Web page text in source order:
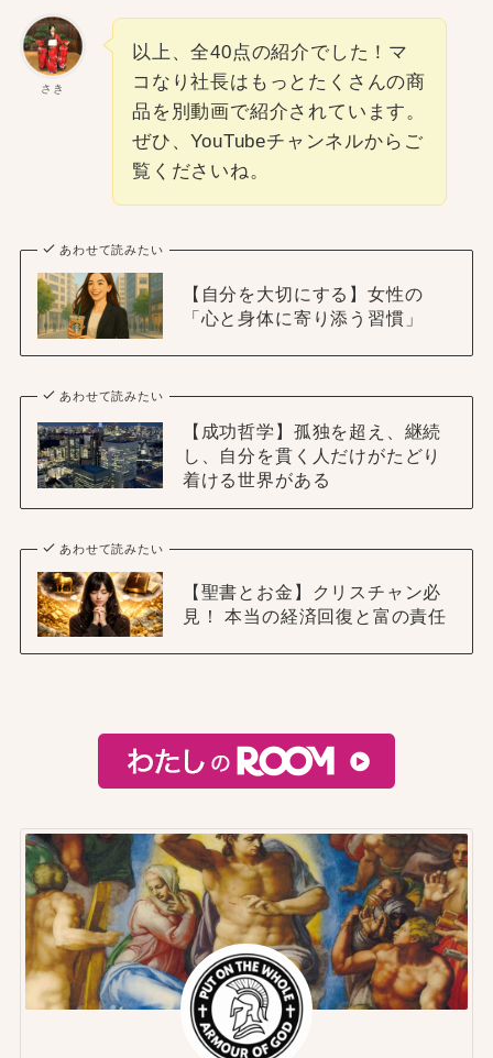
さき
以上、全40点の紹介でした！マ
コなり社長はもっとたくさんの商
品を別動画で紹介されています。
ぜひ、YouTubeチャンネルからご
覧くださいね。
あわせて読みたい
【自分を大切にする】女性の
「心と身体に寄り添う習慣」
あわせて読みたい
【成功哲学】孤独を超え、継続
し、自分を貫く人だけがたどり
着ける世界がある
あわせて読みたい
【聖書とお金】クリスチャン必
見！ 本当の経済回復と富の責任